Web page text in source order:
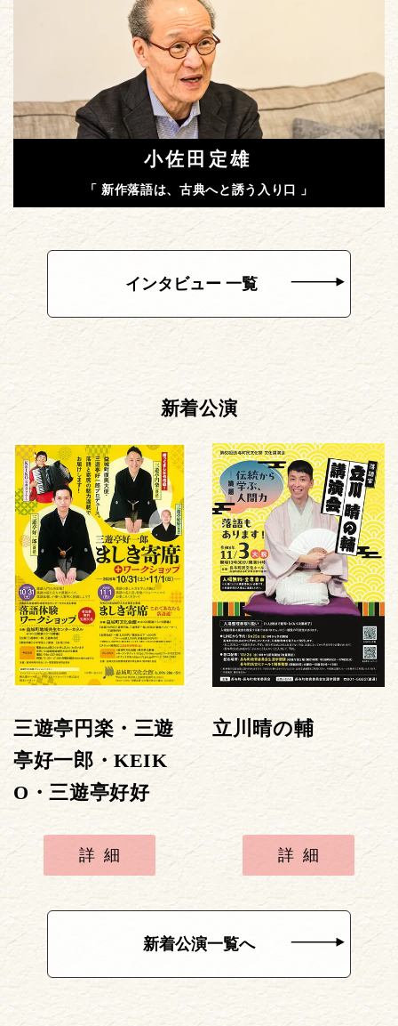
小佐田定雄
「 新作落語は、古典へと誘う入り口 」
インタビュー 一覧
新着公演
三遊亭円楽・三遊
亭好一郎・KEIK
O・三遊亭好好
詳細
立川晴の輔
詳細
新着公演一覧へ